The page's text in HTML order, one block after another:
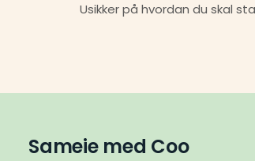
Usikker på hvordan du skal
Sameie med Coo